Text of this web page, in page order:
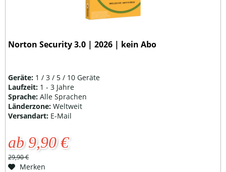
Norton Security 3.0 | 2026 | kein Abo
Geräte: 1 / 3 / 5 / 10 Geräte
Laufzeit: 1 - 3 Jahre
Sprache:Alle Sprachen
Länderzone:Weltweit
Versandart: E-Mail
ab 9,90 €
29,90 €
Merken